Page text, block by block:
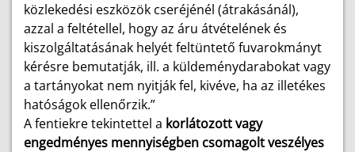
közlekedési eszközök cseréjénél (átrakásánál),
azzal a feltétellel, hogy az áru átvételének és
kiszolgáltatásának helyét feltüntető fuvarokmányt
kérésre bemutatják, ill. a küldeménydarabokat vagy
a tartányokat nem nyitják fel, kivéve, ha az illetékes
hatóságok ellenőrzik.”
A fentiekre tekintettel a korlátozott vagy
engedményes mennyiségben csomagolt veszélyes